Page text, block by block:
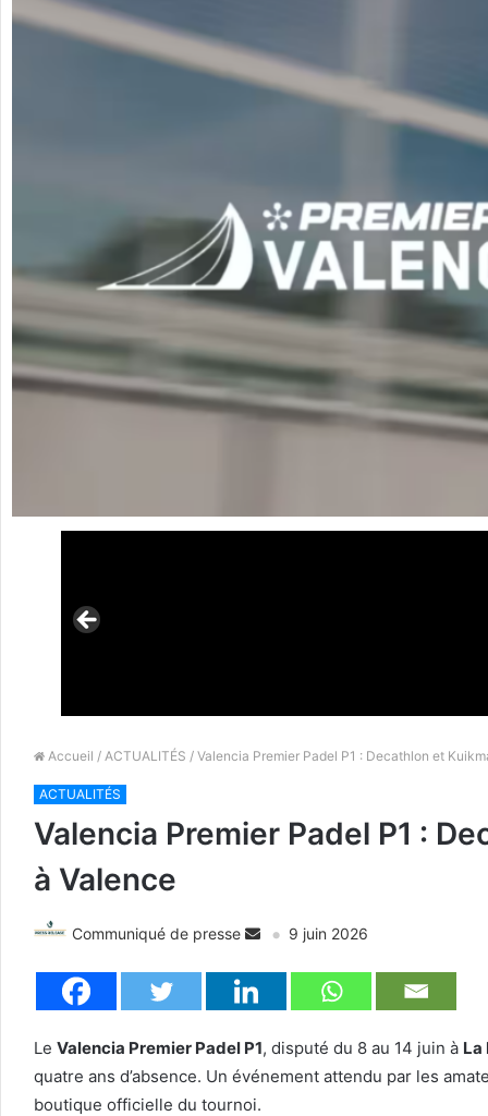
Accueil / ACTUALITÉS / Valencia Premier Padel P1 : Decathlon et
ACTUALITÉS
Valencia Premier Padel P1 :
à Valence
Communiqué de presse 9 juin 2026
Le Valencia Premier Padel P1, disputé du 8 au 14 juin à La
quatre ans d’absence. Un événement attendu par les
boutique officielle du tournoi.